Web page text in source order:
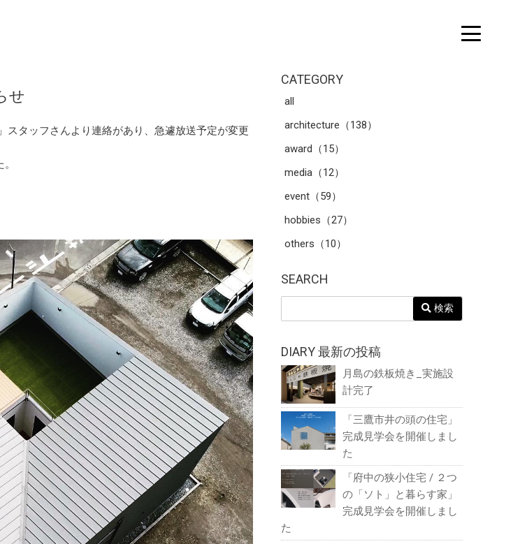
せ
スタッフさんより連絡があり、急遽放送予定が変更
CATEGORY
all
architecture（138）
award（15）
media（12）
event（59）
hobbies（27）
others（10）
SEARCH
検索
DIARY 最新の投稿
月島の鉄板焼き_実施設
計完了
「三鷹市井の頭の住宅」
完成見学会を開催しまし
た
「府中の狭小住宅 / ２つ
の「ソト」と暮らす家」
完成見学会を開催しまし
た